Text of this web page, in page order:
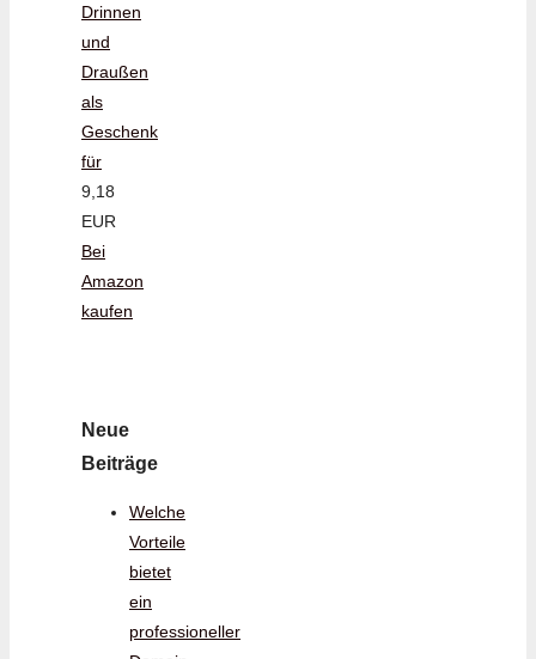
Drinnen
und
Draußen
als
Geschenk
für
9,18
EUR
Bei
Amazon
kaufen
Neue
Beiträge
Welche
Vorteile
bietet
ein
professioneller